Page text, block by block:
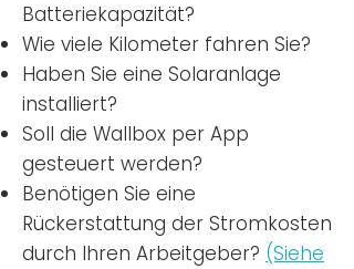
Batteriekapazität?
Wie viele Kilometer fahren Sie?
Haben Sie eine Solaranlage
installiert?
Soll die Wallbox per App
gesteuert werden?
Benötigen Sie eine
Rückerstattung der Stromkosten
durch Ihren Arbeitgeber? (Siehe